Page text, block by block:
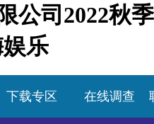
公司2022秋季
乐
下载专区 在线调查